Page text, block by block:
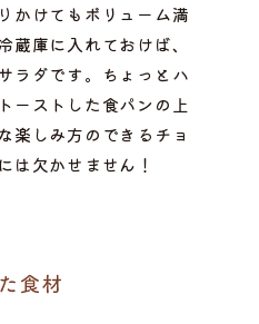
かけてもボリューム満
蔵庫に入れておけば、
ラダです。ちょっとハ
ーストした食パンの上
楽しみ方のできるチョ
は欠かせません！